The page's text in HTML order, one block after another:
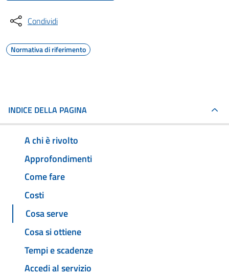
Condividi
Normativa di riferimento
INDICE DELLA PAGINA
A chi è rivolto
Approfondimenti
Come fare
Costi
Cosa serve
Cosa si ottiene
Tempi e scadenze
Accedi al servizio